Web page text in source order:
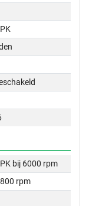
bij 6000 rpm
rpm